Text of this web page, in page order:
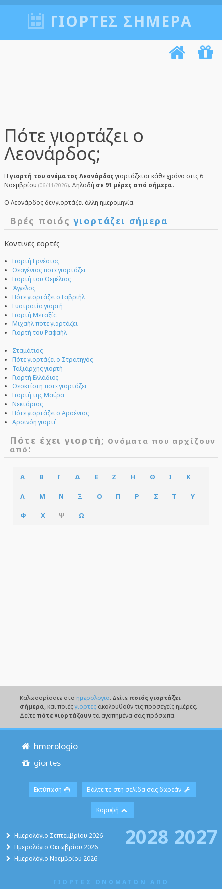
ΓΙΟΡΤΈΣ ΣΉΜΕΡΑ
Πότε γιορτάζει ο
Λεονάρδος;
Η γιορτή του ονόματος Λεονάρδοςγιορτάζεται κάθε χρόνο στις 6
Νοεμβρίου (06/11/2026). Δηλαδή σε 91 μέρες από σήμερα.
Ο Λεονάρδος δεν γιορτάζει άλλη ημερομηνία.
Βρές ποιόςγιορτάζει σήμερα
Κοντινές εορτές
Γιορτή Ερνέστος
Θεαγένιος ποτε γιορτάζει
Γιορτή του Θεμέλιος
Άγγελος
Πότε γιορτάζει ο Γαβριήλ
Ευστρατία γιορτή
Γιορτή Μεταξία
Μιχαήλ ποτε γιορτάζει
Γιορτή του Ραφαήλ
Σταμάτιος
Πότε γιορτάζει ο Στρατηγός
Ταξιάρχης γιορτή
Γιορτή Ελλάδιος
Θεοκτίστη ποτε γιορτάζει
Γιορτή της Μαύρα
Νεκτάριος
Πότε γιορτάζει ο Αρσένιος
Αρσινόη γιορτή
Πότε έχει γιορτή; Ονόματα που αρχίζουν
από :
Α Β Γ Δ Ε Ζ Η Θ Ι Κ
Λ Μ Ν Ξ Ο Π Ρ Σ Τ Υ
Φ Χ Ψ Ω
Καλωσορίσατε στο ημερολογιο. Δείτε ποιός γιορτάζει
σήμερα, και ποιέςγιορτεςακολουθούν τις προσεχείς ημέρες.
Δείτε πότε γιορτάζουντα αγαπημένα σας πρόσωπα.
hmerologio
giortes
Εκτύπωση Βάλτε το στη σελίδα σας δωρεάν
Κορυφή
Ημερολόγιο Σεπτεμβρίου 2026
Ημερολόγιο Οκτωβρίου 2026
Ημερολόγιο Νοεμβρίου 2026
2027
2028
ΓΙΟΡΤΕΣ ΟΝΟΜΑΤΩΝ ΑΠΟ